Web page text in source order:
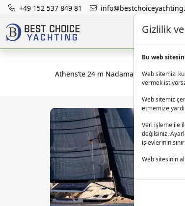
+49 152 537 849 81
Athens’te 24 m Nadamas yelkenlisini
Gizlilik
Bu web
Web sitemizi
vermek
Web sitemiz
etmemize
Veri işleme ile
değilsiniz.
işlevlerinin
Web sitesinin